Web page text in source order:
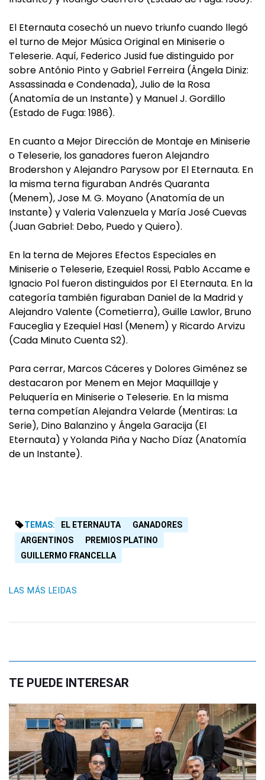
El Eternauta cosechó un nuevo triunfo cuando llegó
el turno de Mejor Música Original en Miniserie o
Teleserie. Aquí, Federico Jusid fue distinguido por
sobre Antônio Pinto y Gabriel Ferreira (Ângela Diniz:
Assassinada e Condenada), Julio de la Rosa
(Anatomía de un Instante) y Manuel J. Gordillo
(Estado de Fuga: 1986).
En cuanto a Mejor Dirección de Montaje en Miniserie
o Teleserie, los ganadores fueron Alejandro
Brodershon y Alejandro Parysow por El Eternauta. En
la misma terna figuraban Andrés Quaranta
(Menem), Jose M. G. Moyano (Anatomía de un
Instante) y Valeria Valenzuela y María José Cuevas
(Juan Gabriel: Debo, Puedo y Quiero).
En la terna de Mejores Efectos Especiales en
Miniserie o Teleserie, Ezequiel Rossi, Pablo Accame e
Ignacio Pol fueron distinguidos por El Eternauta. En la
categoría también figuraban Daniel de la Madrid y
Alejandro Valente (Cometierra), Guille Lawlor, Bruno
Fauceglia y Ezequiel Hasl (Menem) y Ricardo Arvizu
(Cada Minuto Cuenta S2).
Para cerrar, Marcos Cáceres y Dolores Giménez se
destacaron por Menem en Mejor Maquillaje y
Peluquería en Miniserie o Teleserie. En la misma
terna competían Alejandra Velarde (Mentiras: La
Serie), Dino Balanzino y Ángela Garacija (El
Eternauta) y Yolanda Piña y Nacho Díaz (Anatomía
de un Instante).
TEMAS: EL ETERNAUTA
GANADORES
ARGENTINOS
PREMIOS PLATINO
GUILLERMO FRANCELLA
LAS MÁS LEIDAS
TE PUEDE INTERESAR